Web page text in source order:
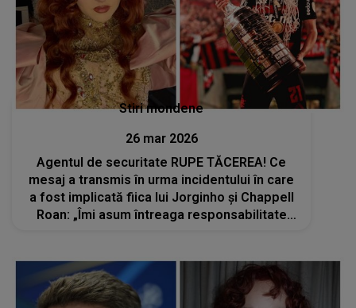
Stiri mondene
26 mar 2026
Agentul de securitate RUPE TĂCEREA! Ce
mesaj a transmis în urma incidentului în care
a fost implicată fiica lui Jorginho și Chappell
Roan: „Îmi asum întreaga responsabilitate